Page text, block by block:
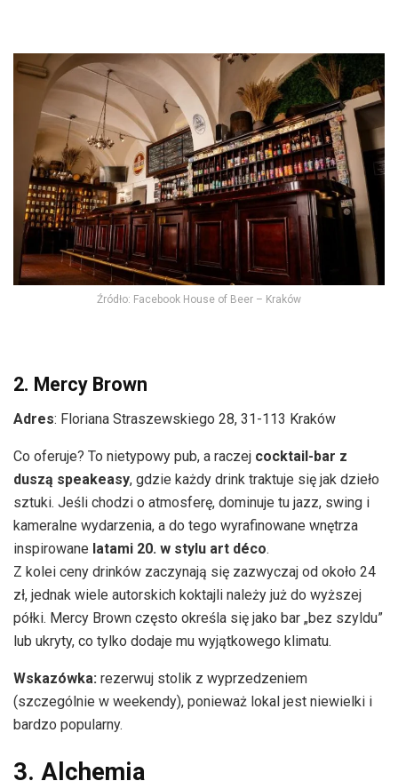
Źródło: Facebook House of Beer – Kraków
2. Mercy Brown
Adres: Floriana Straszewskiego 28, 31-113 Kraków
Co oferuje? To nietypowy pub, a raczej cocktail-bar z
duszą speakeasy, gdzie każdy drink traktuje się jak dzieło
sztuki. Jeśli chodzi o atmosferę, dominuje tu jazz, swing i
kameralne wydarzenia, a do tego wyrafinowane wnętrza
inspirowane latami 20. w stylu art déco.
Z kolei ceny drinków zaczynają się zazwyczaj od około 24
zł, jednak wiele autorskich koktajli należy już do wyższej
półki. Mercy Brown często określa się jako bar „bez szyldu”
lub ukryty, co tylko dodaje mu wyjątkowego klimatu.
Wskazówka: rezerwuj stolik z wyprzedzeniem
(szczególnie w weekendy), ponieważ lokal jest niewielki i
bardzo popularny.
3. Alchemia